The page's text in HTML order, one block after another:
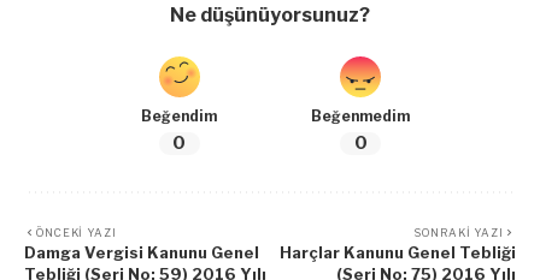
Ne düşünüyorsunuz?
Beğendim
0
Beğenmedim
0
ÖNCEKI YAZI
Damga Vergisi Kanunu Genel
Tebliği (Seri No: 59) 2016 Yılı
SONRAKI YAZI
Harçlar Kanunu Genel Tebliği
(Seri No: 75) 2016 Yılı